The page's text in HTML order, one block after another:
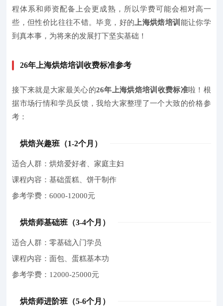
程体系和师资配备上会更成熟，所以学费可能会相对高一
些，但性价比往往不错。毕竟，好的 上海烘焙培训 能让你学
到真本事，为将来的发展打下坚实基础！
26年上海烘焙培训收费标准参考
接下来就是大家最关心的26年上海烘焙培训收费标准啦！根
据市场行情和学员反馈，我给大家整理了一个大致的价格参
考：
烘焙兴趣班（1-2个月）
适合人群：烘焙爱好者、家庭主妇
课程内容：基础蛋糕、饼干制作
参考学费：6000-12000元
烘焙师基础班（3-4个月）
适合人群：零基础入门学员
课程内容：面包、蛋糕基本功
参考学费：12000-25000元
烘焙师进阶班（5-6个月）